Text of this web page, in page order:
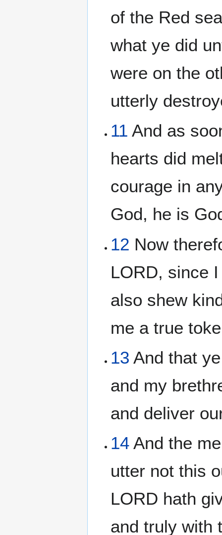
of the Red
what ye did
were on the
utterly
11 And as
hearts did
courage in
God, he is
12 Now
LORD, since
also shew
me a true
13 And that
and my
and deliver
14 And the
utter not this
LORD hath
and truly with